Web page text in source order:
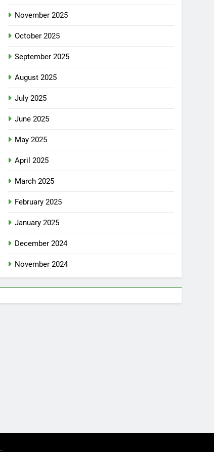
November 2025
October 2025
September 2025
August 2025
July 2025
June 2025
May 2025
April 2025
March 2025
February 2025
January 2025
December 2024
November 2024
.